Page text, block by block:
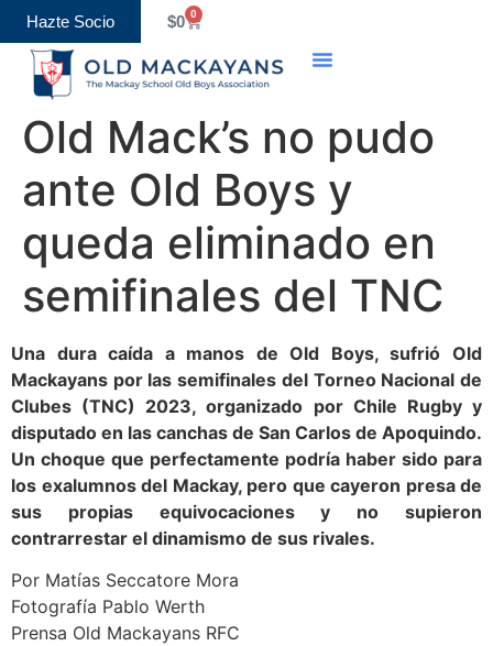
Hazte Socio $0 0
Old Mack’s no pudo
ante Old Boys y
queda eliminado en
semifinales del TNC
Una dura caída a manos de Old Boys, sufrió Old
Mackayans por las semifinales del Torneo Nacional de
Clubes (TNC) 2023, organizado por Chile Rugby y
disputado en las canchas de San Carlos de Apoquindo.
Un choque que perfectamente podría haber sido para
los exalumnos del Mackay, pero que cayeron presa de
sus propias equivocaciones y no supieron
contrarrestar el dinamismo de sus rivales.
Por Matías Seccatore Mora
Fotografía Pablo Werth
Prensa Old Mackayans RFC